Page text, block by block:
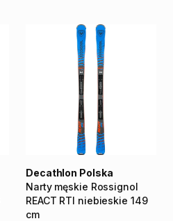
Narty męskie Rossignol
REACT RTI niebieskie 149
cm
Decathlon Polska